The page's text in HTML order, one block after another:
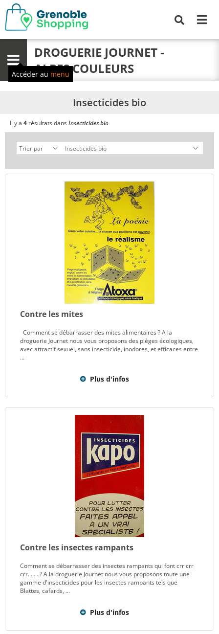
Menu
DROGUERIE JOURNET -
ALPES COULEURS
Accéder au menu
Insecticides bio
Il y a 4 résultats dansInsecticides bio
Contre les mites
Comment se débarrasser des mites alimentaires ? A la
droguerie Journet nous vous proposons des pièges écologiques,
avec attractif sexuel, sans insecticide, inodores, et efficaces entre
...
Plus d'infos
Contre les insectes rampants
Comment se débarrasser des insectes rampants qui font crr crr
crr........? A la droguerie Journet nous vous proposons toute une
gamme d'insecticides pour les insectes rampants tels que
Blattes, cafards, ...
Plus d'infos